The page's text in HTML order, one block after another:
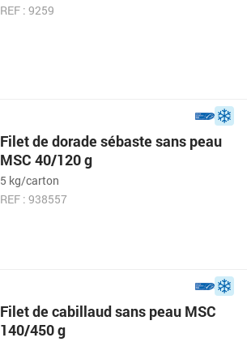
REF : 9259
Filet de dorade sébaste sans peau
MSC 40/120 g
5 kg/carton
REF : 938557
Filet de cabillaud sans peau MSC
140/450 g